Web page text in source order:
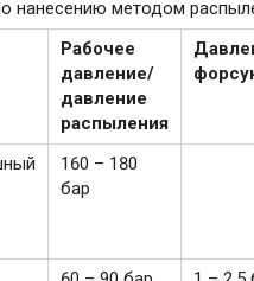
нанесению методом
Рабочее
давление/
давление
распыления
160 – 180
бар